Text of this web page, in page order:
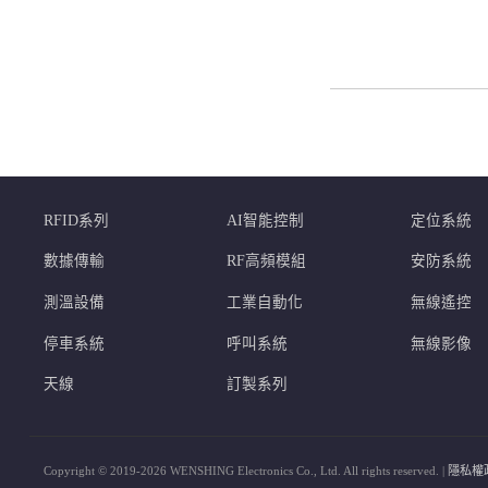
RFID系列 AI智能控制 定位系統
數據傳輸 RF高頻模組 安防系統
測溫設備 工業自動化 無線遙控
停車系統 呼叫系統 無線影像
天線 訂製系列
Copyright © 2019-2026 WENSHING Electronics Co., Ltd. All rights reserved. | 隱私權